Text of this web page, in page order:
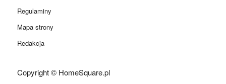
Regulaminy
Mapa strony
Redakcja
Copyright © HomeSquare.pl